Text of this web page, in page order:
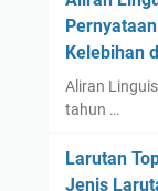
Kelebihan
Aliran
tahun …
Larutan
Jenis